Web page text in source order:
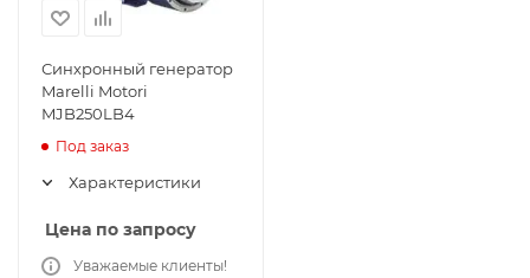
Синхронный генератор
Marelli Motori
MJB250LB4
Под заказ
Характеристики
Цена по запросу
Уважаемые клиенты!